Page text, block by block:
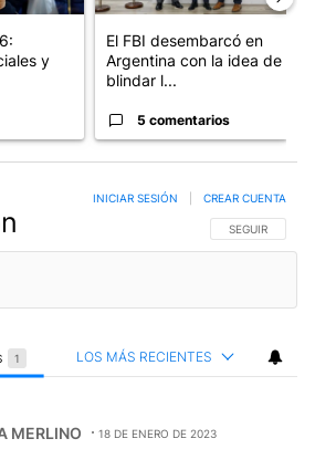
y
El FBI desembarcó en
Argentina con la idea de
blindar l...
5 comentarios
SIGA ESTA
SEGUIR
INICIAR SESIÓN CREAR CUENTA
1 LOS MÁS RECIENTES
MERLINO 18 DE ENERO DE 2023